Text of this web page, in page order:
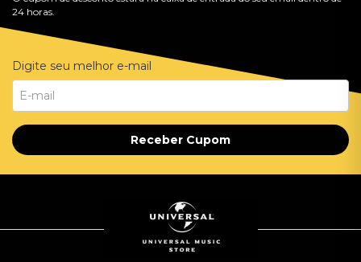
24 horas.
Digite seu melhor e-mail
Receber Cupom